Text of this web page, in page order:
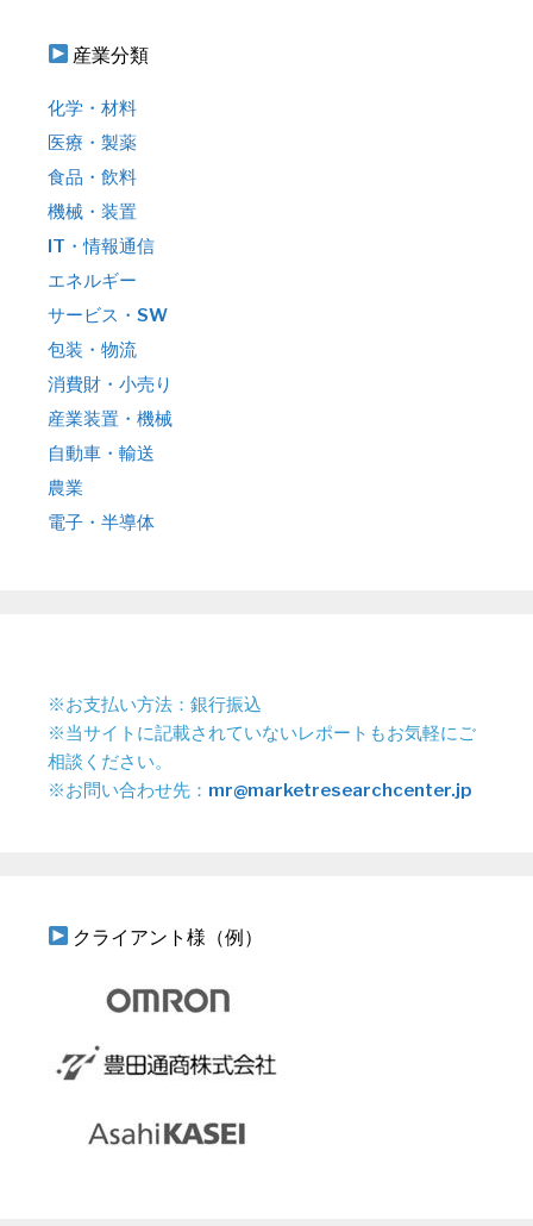
産業分類
化学・材料
医療・製薬
食品・飲料
機械・装置
IT・情報通信
エネルギー
サービス・SW
包装・物流
消費財・小売り
産業装置・機械
自動車・輸送
農業
電子・半導体
※お支払い方法：銀行振込
※当サイトに記載されていないレポートもお気軽にご
相談ください。
※お問い合わせ先： mr@marketresearchcenter.jp
クライアント様（例）